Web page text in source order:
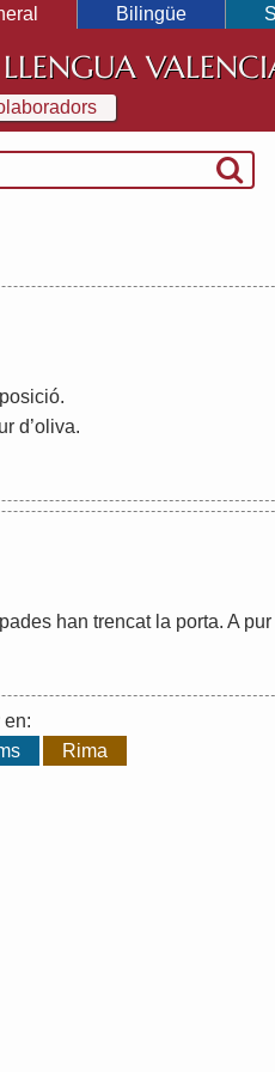
Bilingüe
.
d’oliva.
han trencat la porta. A pur
en:
Rima